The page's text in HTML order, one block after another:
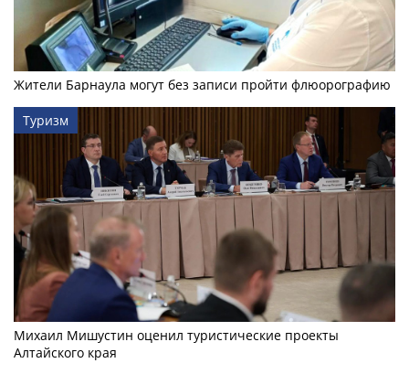
Жители Барнаула могут без записи пройти флюорографию
Туризм
Михаил Мишустин оценил туристические проекты
Алтайского края